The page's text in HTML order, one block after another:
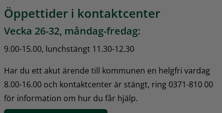
Öppettider i kontaktcenter
Vecka 26-32, måndag-fredag:
9.00-15.00, lunchstängt 11.30-12.30
Har du ett akut ärende till kommunen en helgfri vardag
8.00-16.00 och kontaktcenter är stängt, ring 0371-810 00
för information om hur du får hjälp.